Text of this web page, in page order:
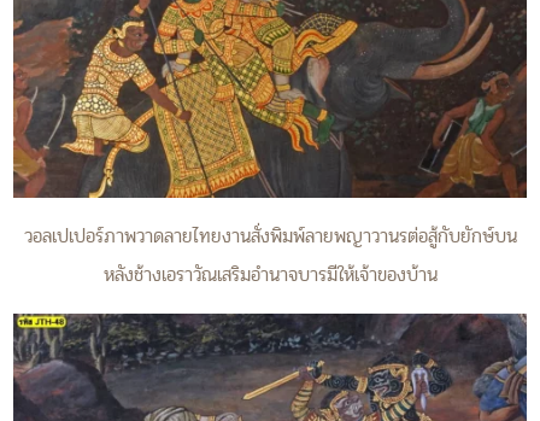
วอลเปเปอร์ภาพวาดลายไทยงานสั่งพิมพ์ลายพญาวานรต่อสู้กับยักษ์บน
หลังช้างเอราวัณเสริมอำนาจบารมีให้เจ้าของบ้าน